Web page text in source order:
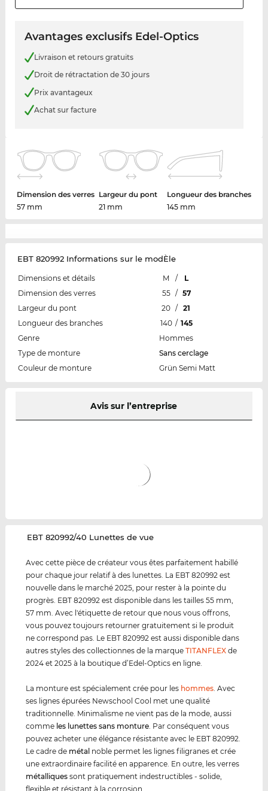
Avantages exclusifs Edel-Optics
Livraison et retours gratuits
Droit de rétractation de 30 jours
Prix avantageux
Achat sur facture
Dimension des verres
57 mm
Largeur du pont
21 mm
Longueur des branches
145 mm
EBT 820992 Informations sur le modÈle
Dimensions et détails M /
L
Dimension des verres
55 / 57
Largeur du pont
20 /
21
Longueur des branches
140 / 145
Genre
Hommes
Type de monture
Sans cerclage
Couleur de monture
Grün Semi Matt
Avis sur l’entreprise
‌EBT 820992/40 Lunettes de vue
Avec cette pièce de créateur vous êtes parfaitement habillé
pour chaque jour relatif à des lunettes. La EBT 820992 est
nouvelle dans le marché 2025, pour rester à la pointe du
progrès. EBT 820992 est disponible dans les tailles 55 mm,
57 mm. Avec l'étiquette de retour que nous vous offrons,
vous pouvez toujours retourner gratuitement si le produit
ne correspond pas. Le EBT 820992 est aussi disponible dans
autres styles des collectionnes de la marqueTITANFLEX de
2024 et 2025 à la boutique d’Edel-Optics en ligne.
La monture est spécialement crée pour les hommes . Avec
ses lignes épurées Newschool Cool met une qualité
traditionnelle. Minimalisme ne vient pas de la mode, aussi
comme les lunettes sans monture . Par conséquent vous
pouvez acheter une élégance résistante avec le EBT 820992.
Le cadre de métal noble permet les lignes filigranes et crée
une extraordinaire facilité en apparence. En outre, les verres
métal liques sont pratiquement indestructibles - solide,
flexible et résistant à la corrosion.